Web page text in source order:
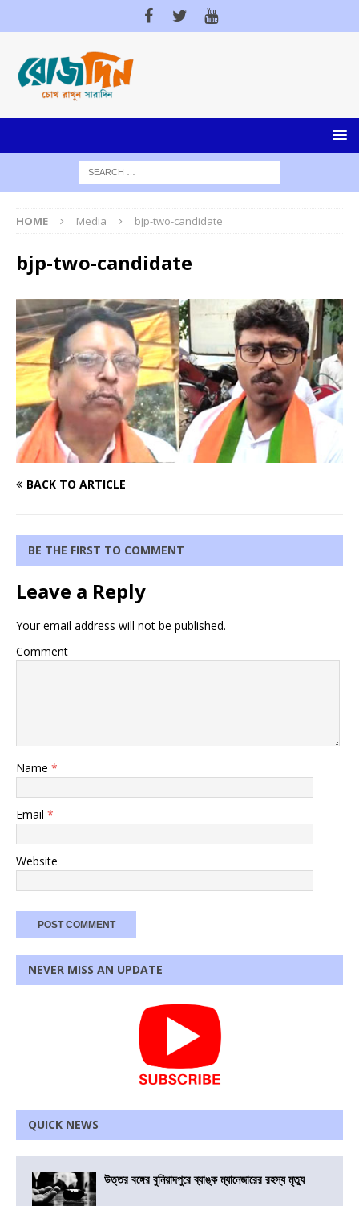
HOME Media bjp-two-candidate
bjp-two-candidate
BACK TO ARTICLE
BE THE FIRST TO COMMENT
Leave a Reply
Your email address will not be published.
Comment
Name *
Email *
Website
NEVER MISS AN UPDATE
QUICK NEWS
উত্তর বঙ্গের বুনিয়াদপুরে ব্যাঙ্ক ম্যানেজারের রহস্য মৃত্যু